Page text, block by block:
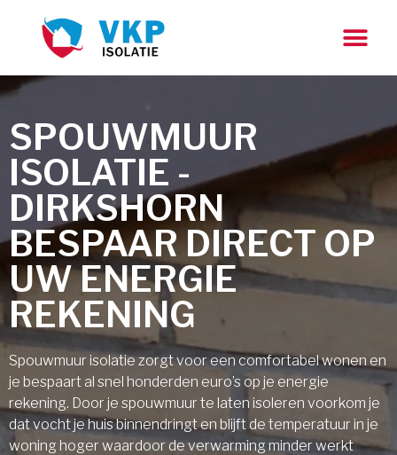
SPOUWMUUR
ISOLATIE -
DIRKSHORN
BESPAAR DIRECT OP
UW ENERGIE
REKENING
Spouwmuur isolatie zorgt voor een comfortabel wonen en
je bespaart al snel honderden euro’s op je energie
rekening. Door je spouwmuur te laten isoleren voorkom je
dat vocht je huis binnendringt en blijft de temperatuur in je
woning hoger waardoor de verwarming minder werkt